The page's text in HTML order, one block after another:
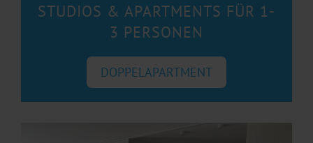
STUDIOS & APARTMENTS FÜR 1-
3 PERSONEN
DOPPELAPARTMENT